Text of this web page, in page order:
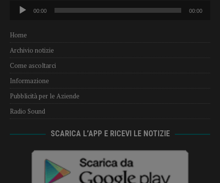
Audio
Player
00:00 00:00
Home
Archivio notizie
Come ascoltarci
Informazione
Pubblicità per le Aziende
Radio Sound
SCARICA L’APP E RICEVI LE NOTIZIE